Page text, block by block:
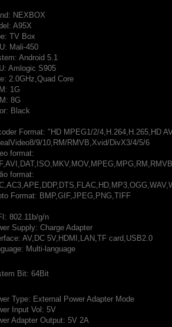
NEXBOX
A95X
TV Box
Mali-450
Android 5.1
Amlogic S905
2.0GHz,Quad Core
1G
8G
Black
Format: "HD MPEG1/2/4,H.264,H.265,HD
9/10,RM/RMVB,Xvid/DivX3/4/5/6
format:
format:
Format: BMP,GIF,JPEG,PNG,TIFF
802.11b/g/n
Supply: Charge Adapter
AV,DC 5V,HDMI,LAN,TF card,USB2.0
Multi-language
Bit: 64Bit
Type: External Power Adapter Mode
Input Vol: 5V
Adapter Output: 5V 2A